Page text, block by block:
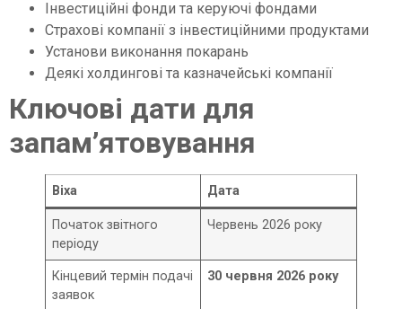
Інвестиційні фонди та керуючі фондами
Страхові компанії з інвестиційними продуктами
Установи виконання покарань
Деякі холдингові та казначейські компанії
Ключові дати для
запам’ятовування
Віха Дата
Початок звітного
періоду
Червень 2026 року
Кінцевий термін подачі
заявок
30 червня 2026 року